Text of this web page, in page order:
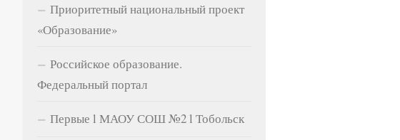
Приоритетный национальный проект
«Образование»
Российское образование.
Федеральный портал
Первые l МАОУ СОШ №2 l Тобольск